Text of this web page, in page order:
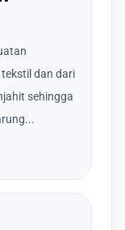
dan dari
sehingga